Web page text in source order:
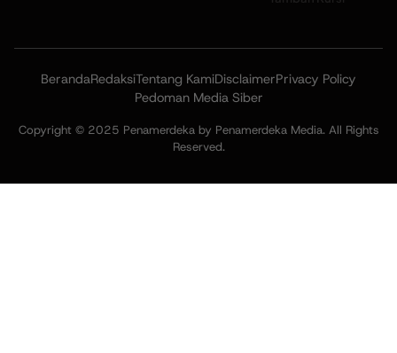
BerandaRedaksiTentang KamiDisclaimerPrivacy Policy
Pedoman Media Siber
Copyright © 2025 Penamerdeka by Penamerdeka Media. All Rights
Reserved.